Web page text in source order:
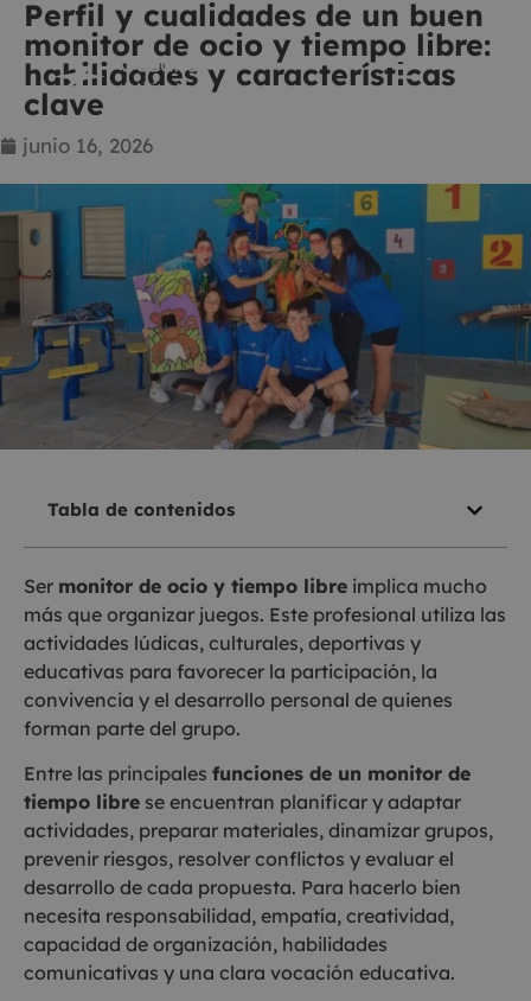
Perfil y cualidades de un buen
monitor de ocio y tiempo libre:
habilidades y características
clave
junio 16, 2026
Tabla de contenidos
Ser monitor de ocio y tiempo libre implica mucho
más que organizar juegos. Este profesional utiliza las
actividades lúdicas, culturales, deportivas y
educativas para favorecer la participación, la
convivencia y el desarrollo personal de quienes
forman parte del grupo.
Entre las principales funciones de un monitor de
tiempo libre se encuentran planificar y adaptar
actividades, preparar materiales, dinamizar grupos,
prevenir riesgos, resolver conflictos y evaluar el
desarrollo de cada propuesta. Para hacerlo bien
necesita responsabilidad, empatía, creatividad,
capacidad de organización, habilidades
comunicativas y una clara vocación educativa.